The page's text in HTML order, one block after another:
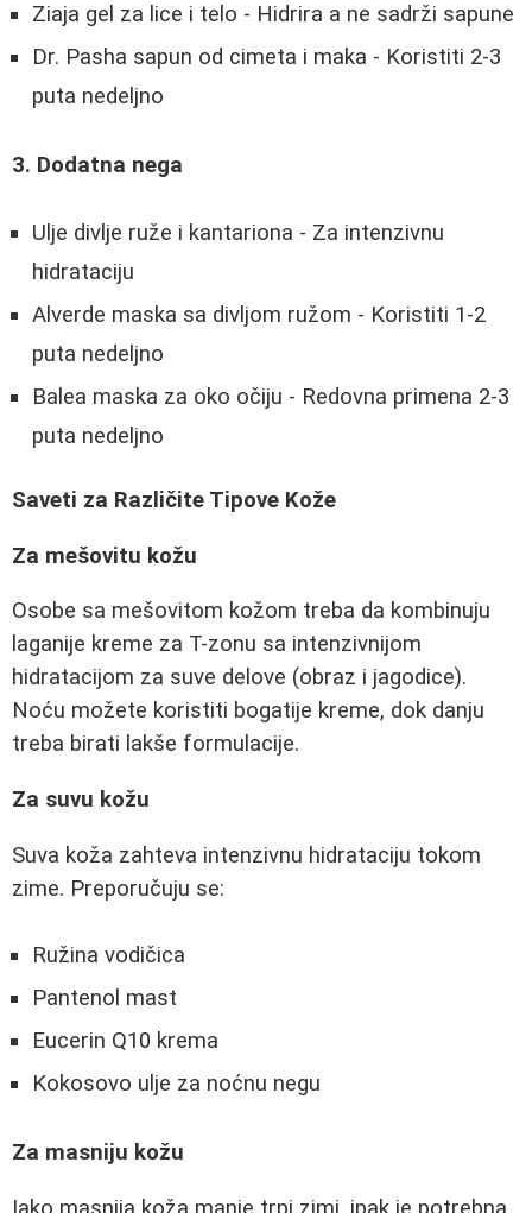
Ziaja gel za lice i telo - Hidrira a ne sadrži sapune
Dr. Pasha sapun od cimeta i maka - Koristiti 2-3
puta nedeljno
3. Dodatna nega
Ulje divlje ruže i kantariona - Za intenzivnu
hidrataciju
Alverde maska sa divljom ružom - Koristiti 1-2
puta nedeljno
Balea maska za oko očiju - Redovna primena 2-3
puta nedeljno
Saveti za Različite Tipove Kože
Za mešovitu kožu
Osobe sa mešovitom kožom treba da kombinuju
laganije kreme za T-zonu sa intenzivnijom
hidratacijom za suve delove (obraz i jagodice).
Noću možete koristiti bogatije kreme, dok danju
treba birati lakše formulacije.
Za suvu kožu
Suva koža zahteva intenzivnu hidrataciju tokom
zime. Preporučuju se:
Ružina vodičica
Pantenol mast
Eucerin Q10 krema
Kokosovo ulje za noćnu negu
Za masniju kožu